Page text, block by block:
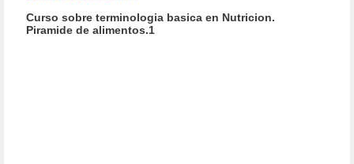
Curso sobre terminologia basica en Nutricion.
Piramide de alimentos.1